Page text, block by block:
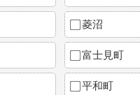
菱沼
富士見町
平和町